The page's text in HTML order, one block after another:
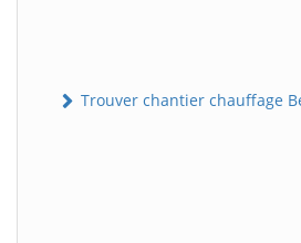
Trouver chantier chauffage